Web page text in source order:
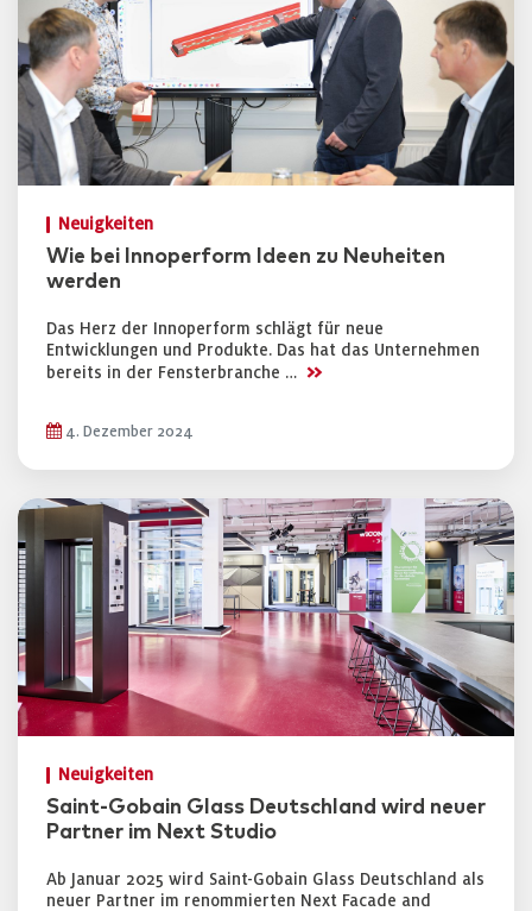
Neuigkeiten
Wie bei Innoperform Ideen zu Neuheiten
werden
Das Herz der Innoperform schlägt für neue
Entwicklungen und Produkte. Das hat das Unternehmen
bereits in der Fensterbranche … >>
4. Dezember 2024
Neuigkeiten
Saint-Gobain Glass Deutschland wird neuer
Partner im Next Studio
Ab Januar 2025 wird Saint-Gobain Glass Deutschland als
neuer Partner im renommierten Next Facade and